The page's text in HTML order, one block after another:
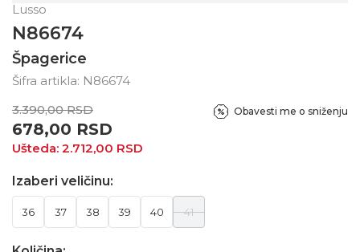
Lusso
N86674
Špagerice
Šifra artikla: N86674
3.390,00 RSD
678,00 RSD
Ušteda: 2.712,00 RSD
Obavesti me o sniženju
Izaberi veličinu:
36 37 38 39 40 41